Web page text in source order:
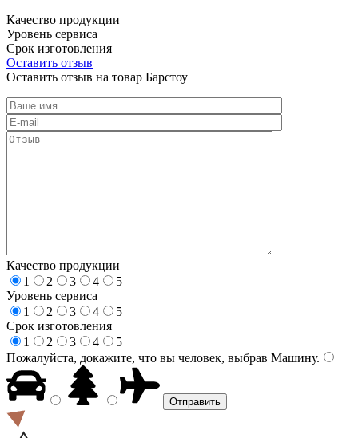
Качество продукции
Уровень сервиса
Срок изготовления
Оставить отзыв
Оставить отзыв на товар Барстоу
Качество продукции
1
2 3 4
5
Уровень сервиса
1
2 3 4
5
Срок изготовления
1
2 3 4
5
Пожалуйста, докажите, что вы человек, выбрав Машину.